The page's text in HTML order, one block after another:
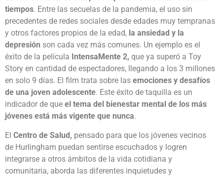
tiempos. Entre las secuelas de la pandemia, el uso sin
precedentes de redes sociales desde edades muy tempranas
y otros factores propios de la edad, la ansiedad y la
depresión son cada vez más comunes. Un ejemplo es el
éxito de la película IntensaMente 2, que ya superó a Toy
Story en cantidad de espectadores, llegando a los 3 millones
en solo 9 días. El film trata sobre las emociones y desafíos
de una joven adolescente. Este éxito de taquilla es un
indicador de que el tema del bienestar mental de los más
jóvenes está más vigente que nunca.
El Centro de Salud, pensado para que los jóvenes vecinos
de Hurlingham puedan sentirse escuchados y logren
integrarse a otros ámbitos de la vida cotidiana y
comunitaria, aborda las diferentes inquietudes y